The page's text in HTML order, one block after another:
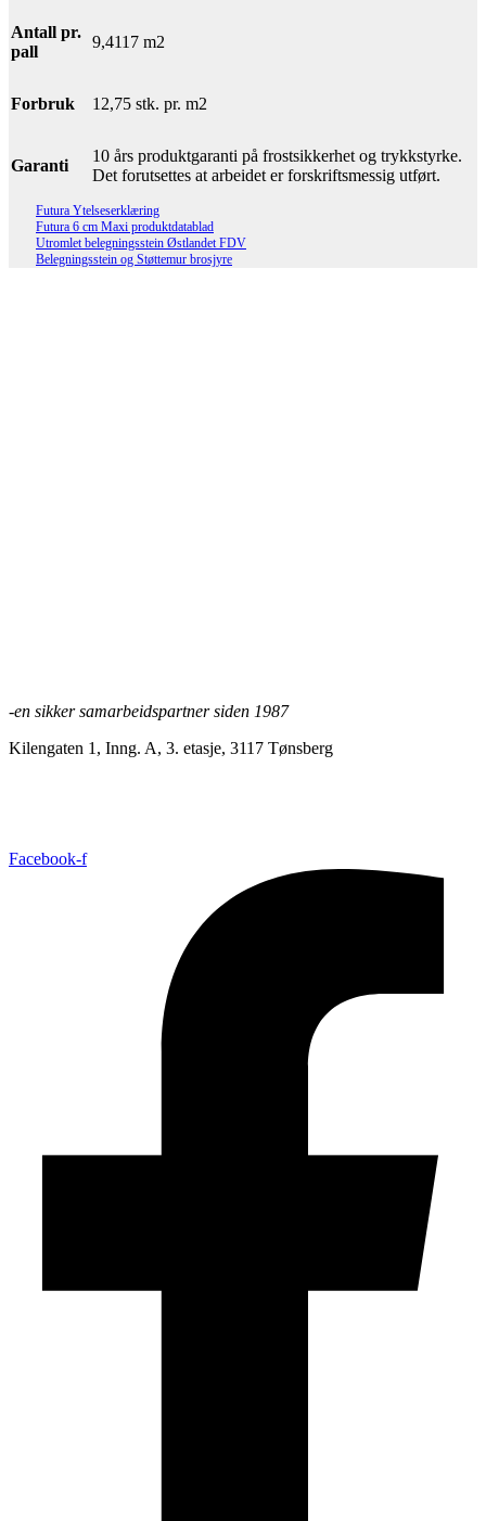
Antall pr.
pall
9,4117 m2
Forbruk 12,75 stk. pr. m2
Garanti
10 års produktgaranti på frostsikkerhet og trykkstyrke.
Det forutsettes at arbeidet er forskriftsmessig utført.
Futura Ytelseserklæring
Futura 6 cm Maxi produktdatablad
Utromlet belegningsstein Østlandet FDV
Belegningsstein og Støttemur brosjyre
-en sikker samarbeidspartner siden 1987
Kilengaten 1, Inng. A, 3. etasje, 3117 Tønsberg
Facebook-f